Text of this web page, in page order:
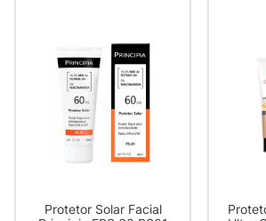
Protetor Solar Facial